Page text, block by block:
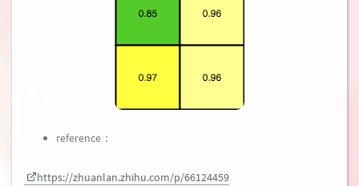
reference：
https://zhuanlan.zhihu.com/p/66124459